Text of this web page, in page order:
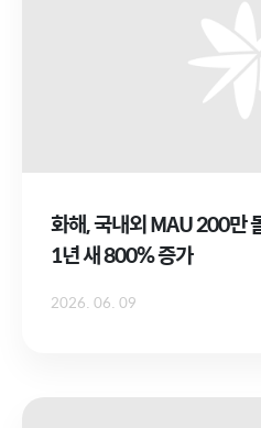
화해, 국내외 MAU 200만
1년 새 800% 증가
2026. 06. 09